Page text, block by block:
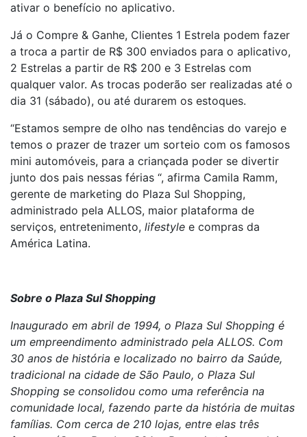
ativar o benefício no aplicativo.
Já o Compre & Ganhe, Clientes 1 Estrela podem fazer
a troca a partir de R$ 300 enviados para o aplicativo,
2 Estrelas a partir de R$ 200 e 3 Estrelas com
qualquer valor. As trocas poderão ser realizadas até o
dia 31 (sábado), ou até durarem os estoques.
“Estamos sempre de olho nas tendências do varejo e
temos o prazer de trazer um sorteio com os famosos
mini automóveis, para a criançada poder se divertir
junto dos pais nessas férias “, afirma Camila Ramm,
gerente de marketing do Plaza Sul Shopping,
administrado pela ALLOS, maior plataforma de
serviços, entretenimento, lifestyle e compras da
América Latina.
Sobre o Plaza Sul Shopping
Inaugurado em abril de 1994, o Plaza Sul Shopping é
um empreendimento administrado pela ALLOS. Com
30 anos de história e localizado no bairro da Saúde,
tradicional na cidade de São Paulo, o Plaza Sul
Shopping se consolidou como uma referência na
comunidade local, fazendo parte da história de muitas
famílias. Com cerca de 210 lojas, entre elas três